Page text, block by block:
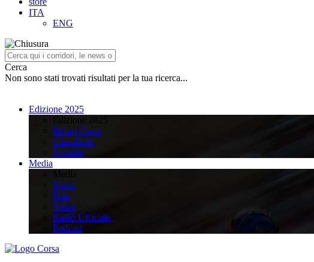
ITA
ENG
Cerca
Non sono stati trovati risultati per la tua ricerca...
Edizione 2025
Recap Corsa
Classifiche
Squadre
Media
News
Foto
Video
Radio Ufficiale
Podcast